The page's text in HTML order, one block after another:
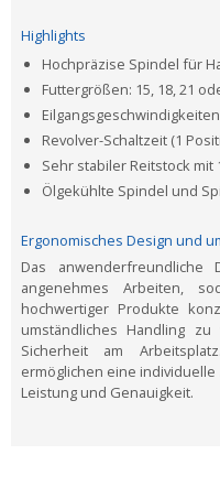
Highlights
Hochpräzise Spindel für
Futtergrößen: 15, 18, 21
Revolver-Schaltzeit (1
Sehr stabiler Reitstock mit
Ölgekühlte Spindel und
Ergonomisches Design und
Das
angenehmes Arbeiten,
hochwertiger Produkte
umständliches Handling
Sicherheit am
ermöglichen eine
Leistung und Genauigkeit.